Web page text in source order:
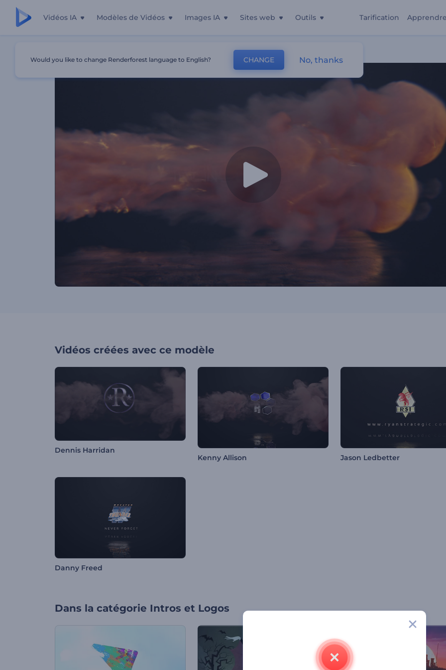
Vidéos IA Modèles de Vidéos Images IA Sites web Outils Tarification Apprendre
Animation De Logo - Flamme De La Torche
Vidéos créées avec ce modèle
Dennis Harridan
Kenny Allison
Jason Ledbetter
Danny Freed
Dans la catégorie Intros et Logos
Would you like to change Renderforest language to English? CHANGE No, thanks